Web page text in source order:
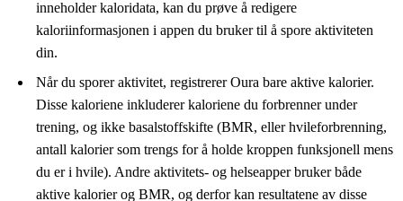
inneholder kaloridata, kan du prøve å redigere
kaloriinformasjonen i appen du bruker til å spore aktiviteten
din.
Når du sporer aktivitet, registrerer Oura bare aktive kalorier.
Disse kaloriene inkluderer kaloriene du forbrenner under
trening, og ikke basalstoffskifte (BMR, eller hvileforbrenning,
antall kalorier som trengs for å holde kroppen funksjonell mens
du er i hvile). Andre aktivitets- og helseapper bruker både
aktive kalorier og BMR, og derfor kan resultatene av disse